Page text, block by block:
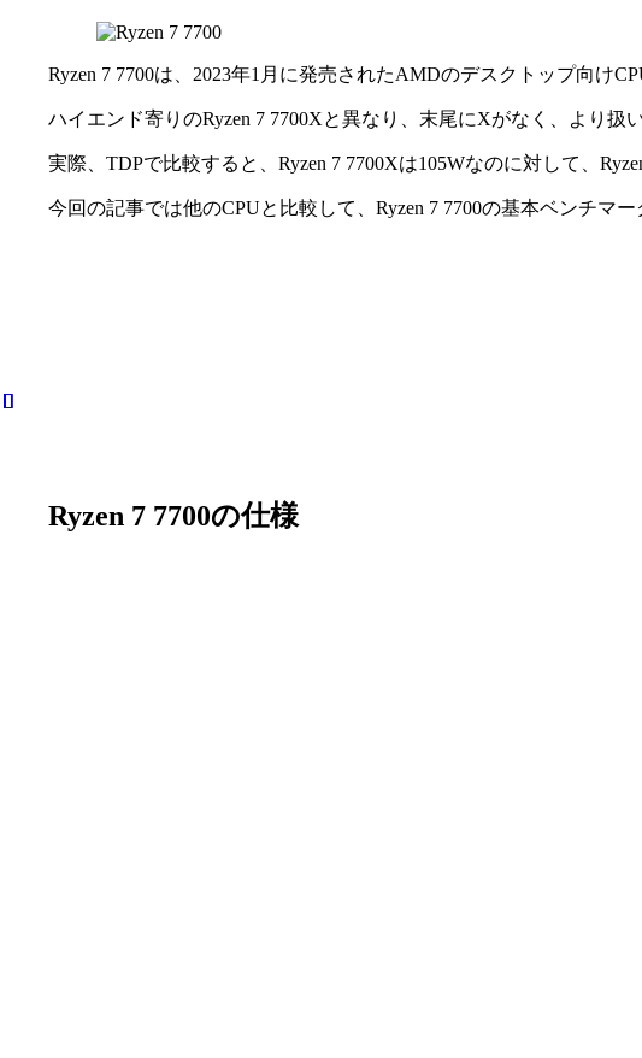
Ryzen 7 7700は、2023年1月に発売されたAMDのデスクトップ向け
ハイエンド寄りのRyzen 7 7700Xと異なり、末尾にXがなく、より扱
実際、TDPで比較すると、Ryzen 7 7700Xは105Wなのに対して、
今回の記事では他のCPUと比較して、Ryzen 7 7700の基本ベンチマ
Ryzen 7 7700の仕様